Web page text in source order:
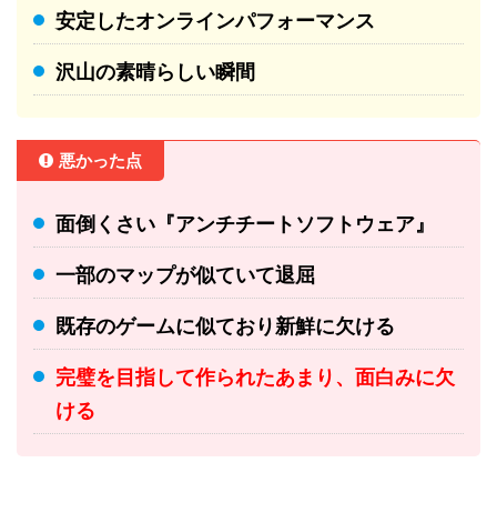
安定したオンラインパフォーマンス
沢山の素晴らしい瞬間
悪かった点
面倒くさい『アンチチートソフトウェア』
一部のマップが似ていて退屈
既存のゲームに似ており新鮮に欠ける
完璧を目指して作られたあまり、面白みに欠
ける